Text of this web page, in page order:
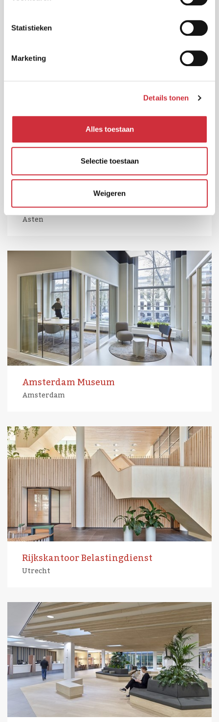
Statistieken
Marketing
Details tonen
Alles toestaan
Selectie toestaan
Weigeren
Stadhuis Gemeente Sittard-Geleen
Kindcentrum De Ontdekking
Asten
Amsterdam Museum
Amsterdam
Rijkskantoor Belastingdienst
Utrecht